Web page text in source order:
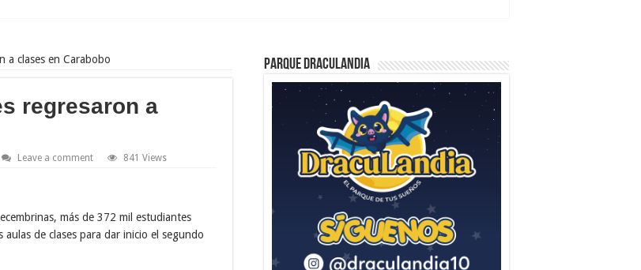
a clases en Carabobo
regresaron a
Leave a comment 841 Views
más de 372 mil estudiantes
de clases para dar inicio el segundo
Parque Draculandia